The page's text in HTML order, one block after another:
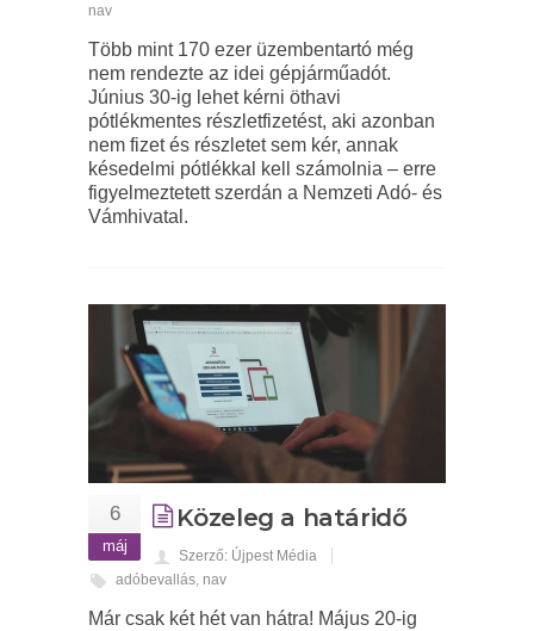
nav
Több mint 170 ezer üzembentartó még
nem rendezte az idei gépjárműadót.
Június 30-ig lehet kérni öthavi
pótlékmentes részletfizetést, aki azonban
nem fizet és részletet sem kér, annak
késedelmi pótlékkal kell számolnia – erre
figyelmeztetett szerdán a Nemzeti Adó- és
Vámhivatal.
6
máj
Közeleg a határidő
Szerző: Újpest Média
adóbevallás, nav
Már csak két hét van hátra! Május 20-ig